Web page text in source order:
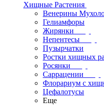
Хищные Растения
Венерины
Гелиамфоры
Жирянки
Непентесы
Пузырчатки
Ростки хищных
Росянки
Саррацении
Флорариум с
Цефалотусы
Еще